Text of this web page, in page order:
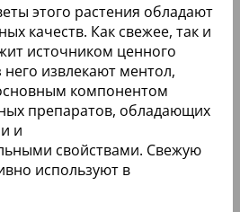
этого растения обладают
качеств. Как свежее, так и
источником ценного
извлекают ментол,
компонентом
препаратов, обладающих
и
свойствами. Свежую
используют в